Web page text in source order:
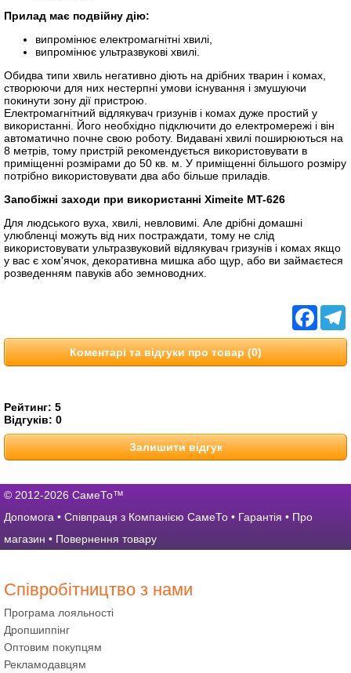
Прилад має подвійну дію:
випромінює електромагнітні хвилі,
випромінює ультразвукові хвилі.
Обидва типи хвиль негативно діють на дрібних тварин і комах,
створюючи для них нестерпні умови існування і змушуючи
покинути зону дії пристрою.
Електромагнітний відлякувач гризунів і комах дуже простий у
використанні. Його необхідно підключити до електромережі і він
автоматично почне свою роботу. Видавані хвилі поширюються на
8 метрів, тому пристрій рекомендується використовувати в
приміщенні розмірами до 50 кв. м. У приміщенні більшого розміру
потрібно використовувати два або більше приладів.
Запобіжні заходи при використанні Ximeite MT-626
Для людського вуха, хвилі, невловимі. Але дрібні домашні
улюбленці можуть від них постраждати, тому не слід
використовувати ультразвуковий відлякувач гризунів і комах якщо
у вас є хом'ячок, декоративна мишка або щур, або ви займаєтеся
розведенням павуків або земноводних.
Коментарі та відгуки про товар (0)
Рейтинг: 5
Відгуків: 0
Залишити відгук
© 2012-2026 СамеТо™
Допомога • Співпраця з Компанією СамеТо • Гарантія • Про
магазин • Повернення товару
Співробітництво з нами
Програма лояльності
Дропшиппінг
Оптовим покупцям
Рекламодавцям